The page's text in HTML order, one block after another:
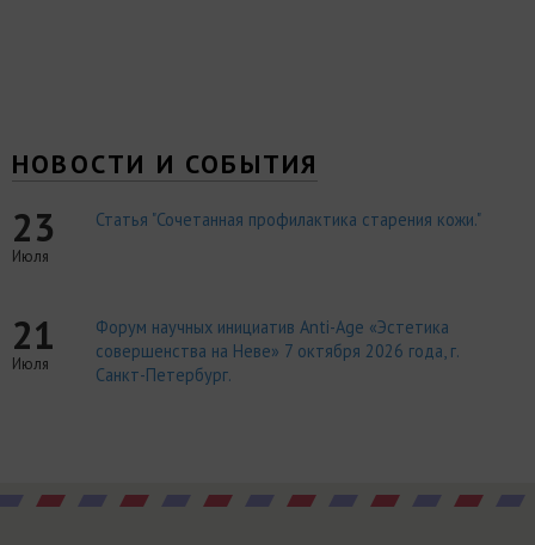
НОВОСТИ И СОБЫТИЯ
23
Июля
Статья "Сочетанная профилактика старения кожи."
21
Июля
Форум научных инициатив Anti-Age «Эстетика
совершенства на Неве» 7 октября 2026 года, г.
Санкт-Петербург.